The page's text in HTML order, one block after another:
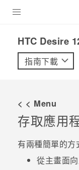
VIVE
配件
優惠專區
HTC Desire
指南下載
< < Menu
存取應用
有兩種簡單的方
從主畫面